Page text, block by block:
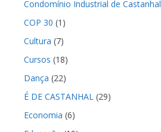
Condomínio Industrial de Castanhal
COP 30 (1)
Cultura (7)
Cursos (18)
Dança (22)
É DE CASTANHAL(29)
Economia (6)